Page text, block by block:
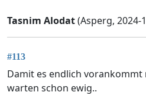
Tasnim Alodat(Asperg, 2024-
#113
Damit es endlich vorankommt
warten schon ewig..